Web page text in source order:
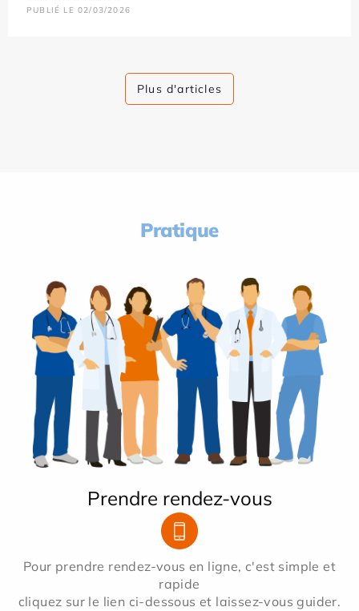
PUBLIÉ LE 02/03/2026
Plus d'articles
Pratique
Prendre rendez-vous
Pour prendre rendez-vous en ligne, c'est simple et
rapide
cliquez sur le lien ci-dessous et laissez-vous guider.